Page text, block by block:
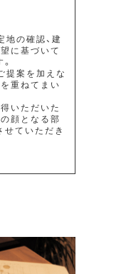
地の確認、建
に基づいて
提案を加えな
重ねてまい
いただいた
顔となる部
ていただき